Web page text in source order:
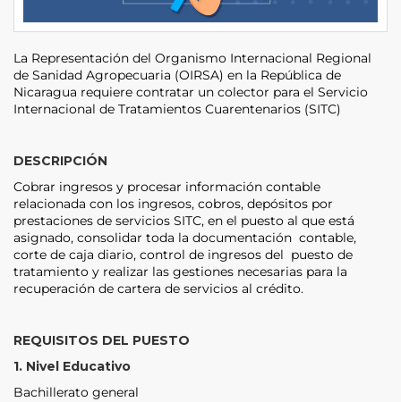
La Representación del Organismo Internacional Regional
de Sanidad Agropecuaria (OIRSA) en la República de
Nicaragua requiere contratar un colector para el Servicio
Internacional de Tratamientos Cuarentenarios (SITC)
DESCRIPCIÓN
Cobrar ingresos y procesar información contable
relacionada con los ingresos, cobros, depósitos por
prestaciones de servicios SITC, en el puesto al que está
asignado, consolidar toda la documentación contable,
corte de caja diario, control de ingresos del puesto de
tratamiento y realizar las gestiones necesarias para la
recuperación de cartera de servicios al crédito.
REQUISITOS DEL PUESTO
1. Nivel Educativo
Bachillerato general